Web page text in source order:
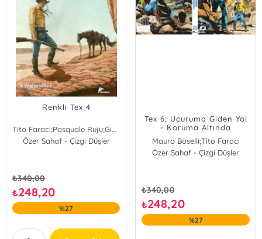
Renkli Tex 4
Tito Faraci;Pasquale Ruju;Gianfranco Manfredi;Mauro Boselli
Mauro Boselli
Pasquale Ruju
Özer Sahaf - Çizgi Düşler
₺340,00
₺248,20
%27
Tex 6; Uçuruma Giden Yol
- Koruma Altında
Mauro Boselli;Tito Faraci
Mauro Boselli
Özer Sahaf - Çizgi Düşler
₺340,00
₺248,20
%27